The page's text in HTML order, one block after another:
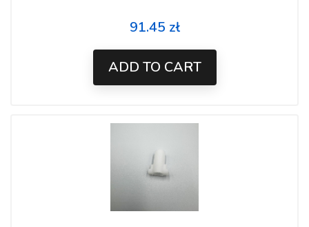
Price
91.45 zł
ADD TO CART